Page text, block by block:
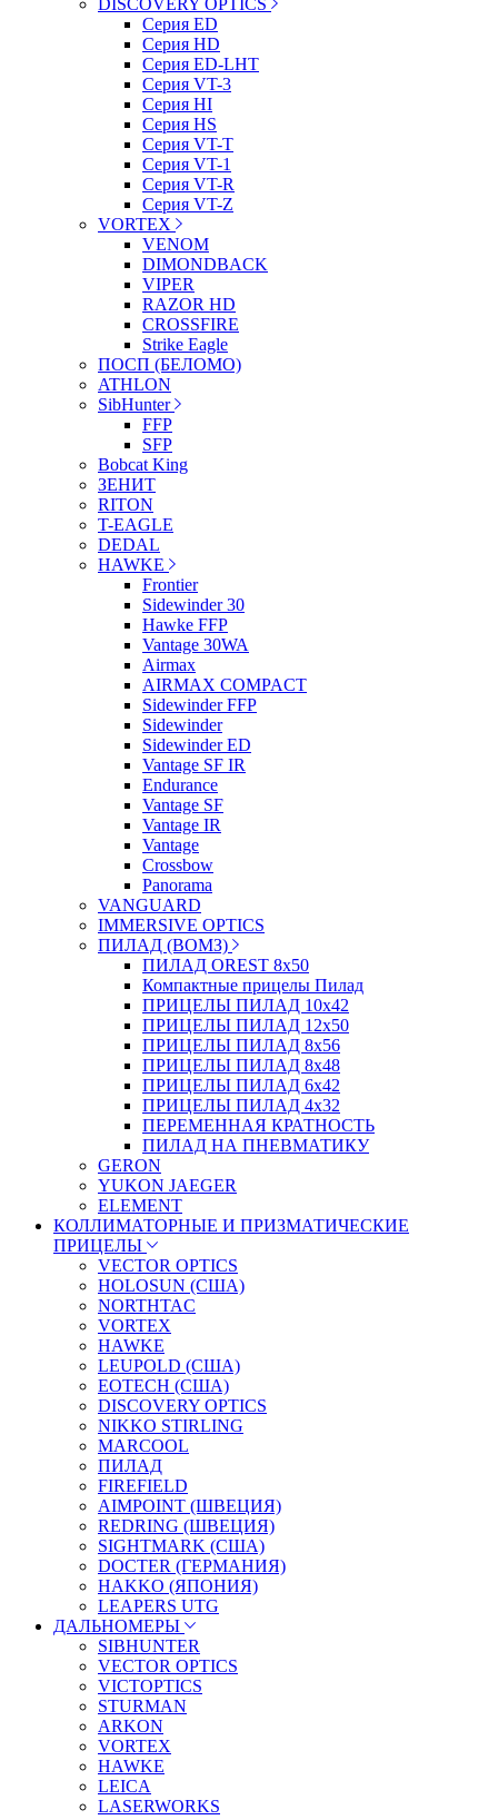
DISCOVERY OPTICS
Серия ED
Серия HD
Серия ED-LHT
Серия VT-3
Серия HI
Серия HS
Серия VT-T
Серия VT-1
Серия VT-R
Серия VT-Z
VORTEX
VENOM
DIMONDBACK
VIPER
RAZOR HD
CROSSFIRE
Strike Eagle
ПОСП (БЕЛОМО)
ATHLON
SibHunter
FFP
SFP
Bobcat King
ЗЕНИТ
RITON
T-EAGLE
DEDAL
HAWKE
Frontier
Sidewinder 30
Hawke FFP
Vantage 30WA
Airmax
AIRMAX COMPACT
Sidewinder FFP
Sidewinder
Sidewinder ED
Vantage SF IR
Endurance
Vantage SF
Vantage IR
Vantage
Crossbow
Panorama
VANGUARD
IMMERSIVE OPTICS
ПИЛАД (ВОМЗ)
ПИЛАД OREST 8х50
Компактные прицелы Пилад
ПРИЦЕЛЫ ПИЛАД 10х42
ПРИЦЕЛЫ ПИЛАД 12х50
ПРИЦЕЛЫ ПИЛАД 8х56
ПРИЦЕЛЫ ПИЛАД 8х48
ПРИЦЕЛЫ ПИЛАД 6х42
ПРИЦЕЛЫ ПИЛАД 4х32
ПЕРЕМЕННАЯ КРАТНОСТЬ
ПИЛАД НА ПНЕВМАТИКУ
GERON
YUKON JAEGER
ELEMENT
КОЛЛИМАТОРНЫЕ И ПРИЗМАТИЧЕСКИЕ
ПРИЦЕЛЫ
VECTOR OPTICS
HOLOSUN (США)
NORTHTAC
VORTEX
HAWKE
LEUPOLD (США)
EOTECH (США)
DISCOVERY OPTICS
NIKKO STIRLING
MARCOOL
ПИЛАД
FIREFIELD
AIMPOINT (ШВЕЦИЯ)
REDRING (ШВЕЦИЯ)
SIGHTMARK (США)
DOCTER (ГЕРМАНИЯ)
HAKKO (ЯПОНИЯ)
LEAPERS UTG
ДАЛЬНОМЕРЫ
SIBHUNTER
VECTOR OPTICS
VICTOPTICS
STURMAN
ARKON
VORTEX
HAWKE
LEICA
LASERWORKS